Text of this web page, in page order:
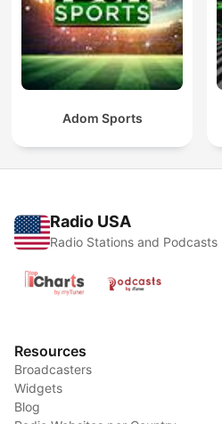
Adom Sports
Radio USA
Radio Stations and Podcasts
Resources
Broadcasters
Widgets
Blog